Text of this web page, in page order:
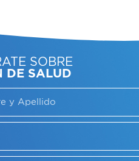
ASESORATE SOBRE